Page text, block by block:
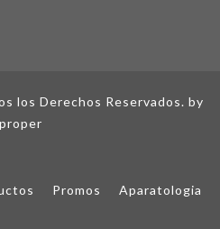
los Derechos Reservados. by
Promos
Aparatologia